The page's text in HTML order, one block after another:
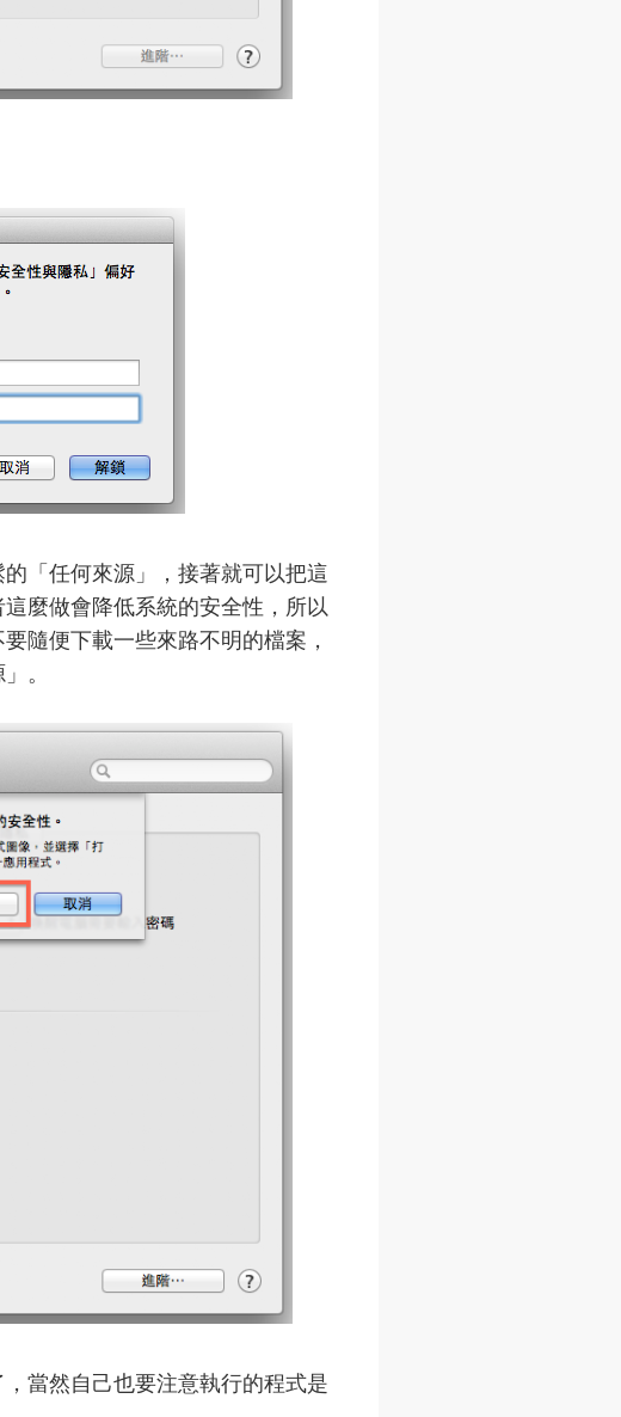
「任何來源」，接著就可以把這
麼做會降低系統的安全性，所以
隨便下載一些來路不明的檔案，
。
當然自己也要注意執行的程式是